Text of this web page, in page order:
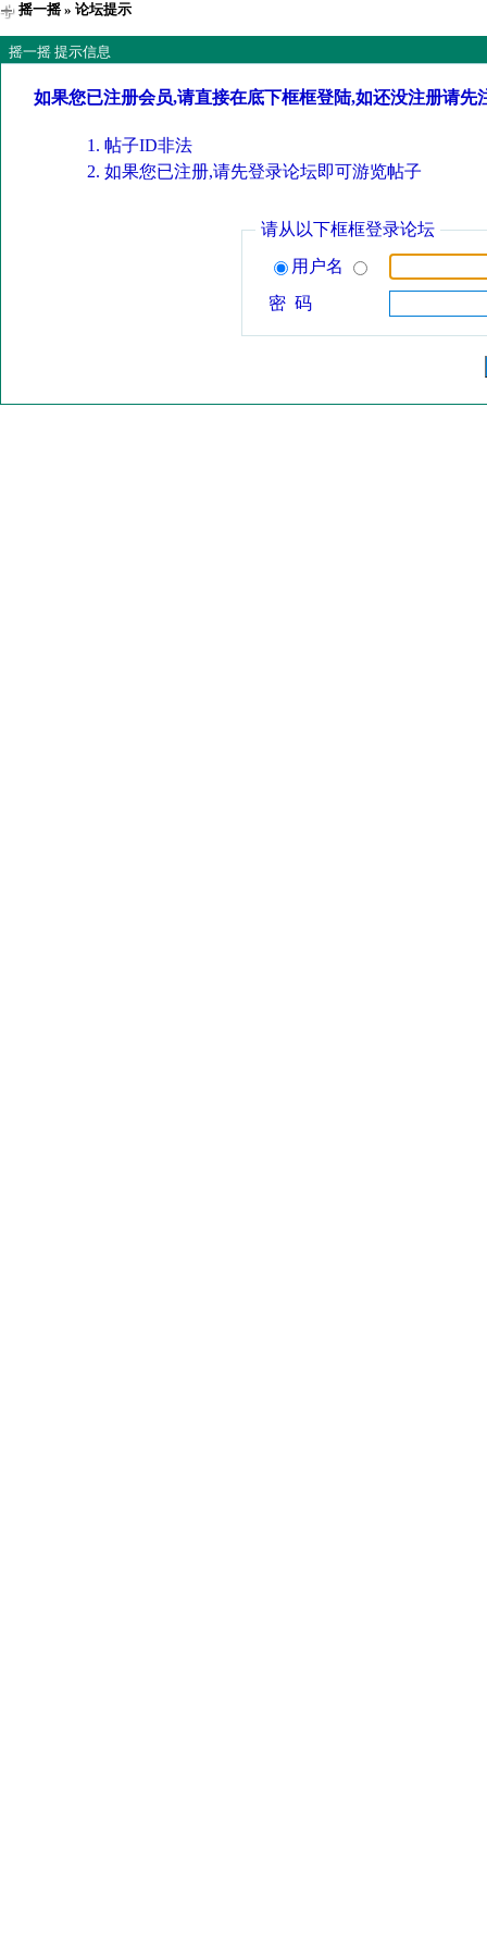
摇一摇» 论坛提示
摇一摇 提示信息
如果您已注册会员,请直接在底下框框登陆,如还没注册请先
帖子ID非法
如果您已注册,请先登录论坛即可游览帖子
请从以下框框登录论坛
用户名
密 码